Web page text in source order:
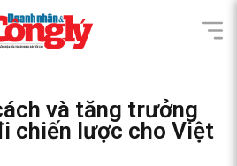
và tăng trưởng
chiến lược cho Việt